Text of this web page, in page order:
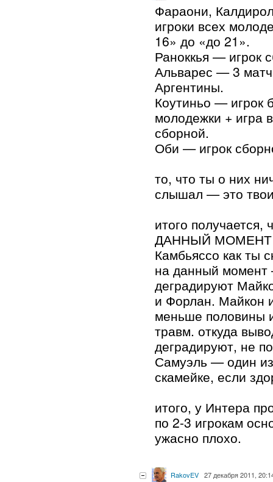
Фараони,
игроки всех
16» до «до 21».
Раноккья — игрок
Альварес — 3
Аргентины.
Коутиньо — игрок
молодежки + игра
сборной.
Оби — игрок
то, что ты о них
слышал — это
итого
ДАННЫЙ МОМЕНТ
Камбьяссо как ты
на данный
деградируют
и Форлан. Майкон
меньше половины
травм. откуда
деградируют, не
Самуэль — один
скамейке, если
итого, у Интера
по 2-3 игрокам
ужасно плохо.
RakovEV 27 декабря 2011,